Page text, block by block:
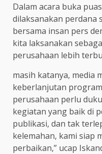
Dalam acara buka
dilaksanakan perdana
bersama insan pers
kita laksanakan
perusahaan lebih
masih katanya, media
keberlanjutan
perusahaan perlu
kegiatan yang baik di
publikasi, dan tak
kelemahan, kami siap
perbaikan,” ucap